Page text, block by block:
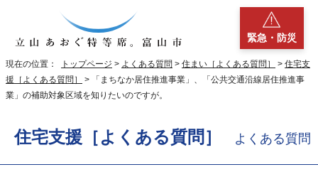
緊急・防災
現在の位置： トップページ > よくある質問 > 住まい［よくある質問］ > 住宅支
援［よくある質問］
> 「まちなか居住推進事業」、「公共交通沿線居住推進事
業」の補助対象区域を知りたいのですが。
住宅支援［よくある質問］ よくある質問